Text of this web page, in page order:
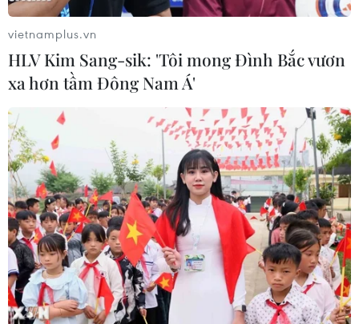
thao lớn nhất thế giới chính thức bắt đầu.
Olympic Paris 2024: Pháp loại 800 nhân
vietnamplus.vn
HLV Kim Sang-sik: 'Tôi mong Đình Bắc vươn
xa hơn tầm Đông Nam Á'